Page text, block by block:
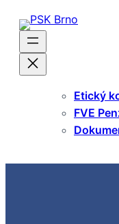
Přeskočit
obsah
Etický
FVE